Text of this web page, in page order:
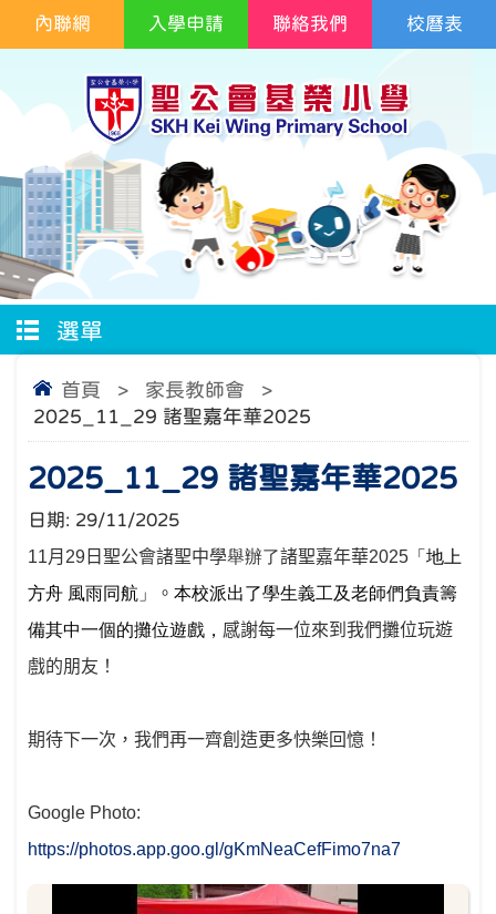
校曆表
內聯網 入學申請 聯絡我們
選單
首頁 > 家長教師會
>
2025_11_29 諸聖嘉年華2025
2025_11_29 諸聖嘉年華2025
日期: 29/11/2025
11月 29 日聖公會諸聖中學舉辦了諸聖嘉年華2025 「地上
方舟 風雨同航 」 。 本校派出了學生義工及老師們負責籌
備其中一個的攤位遊戲 ， 感謝每一位來到我們攤位玩遊
戲的朋友！
期待下一次，我們再一齊創造更多快樂回憶！
Google Photo:
https://photos.app.goo.gl/gKmNeaCefFimo7na7